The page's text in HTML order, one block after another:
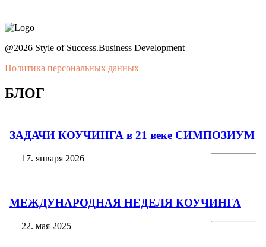
@2026 Style of Success.Business Development
Политика персональных данных
БЛОГ
ЗАДАЧИ КОУЧИНГА в 21 веке СИМПОЗИУМ
17. января 2026
МЕЖДУНАРОДНАЯ НЕДЕЛЯ КОУЧИНГА
22. мая 2025